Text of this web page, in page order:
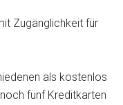
Zugänglichkeit für
als kostenlos
fünf Kreditkarten